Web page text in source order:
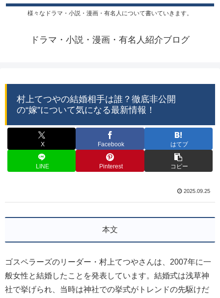
様々なドラマ・小説・漫画・有名人について書いていきます。
ドラマ・小説・漫画・有名人紹介ブログ
村上てつやの結婚相手は誰？徹底非公開
の“嫁”について気になる最新情報！
X Facebook はてブ
LINE Pinterest コピー
2025.09.25
本文
ゴスペラーズのリーダー・村上てつやさんは、2007年に一
般女性と結婚したことを発表しています。結婚式は浅草神
社で挙げられ、当時は神社での挙式がトレンドの先駆けだ